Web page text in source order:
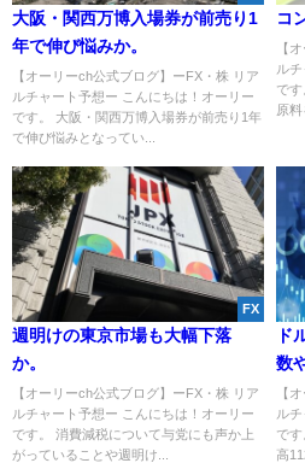
大阪・関西万博入場券が前売り1
年で伸び悩みか。
【オーリーch公式ブログ】ーFX・株 リア
ルチャート予想ー こんにちは！オーリー
です。 大阪・関西万博入場券が前売り1年
で伸び悩みとなってい...
コ
【
ル
で
原料
FX
週明けの東京市場も大幅下落
か。
【オーリーch公式ブログ】ーFX・株 リア
ルチャート予想ー こんにちは！オーリー
です。 消費減税について与党にも声か上
がっていることや週明け...
ド
数
た
【
ル
で
高